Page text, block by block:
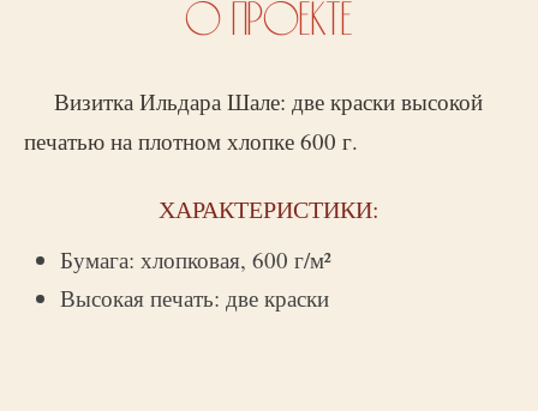
О ПРОЕКТЕ
Визитка Ильдара Шале: две краски высокой
печатью на плотном хлопке 600 г.
ХАРАКТЕРИСТИКИ:
Бумага: хлопковая, 600 г/м²
Высокая печать: две краски